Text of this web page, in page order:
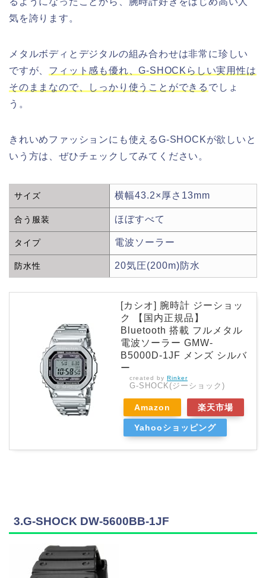
気を誇ります。
メタルボディとデジタルの組み合わせは非常に珍しい
ですが、 フィット感も優れ、G-SHOCKらしい実用性は
そのままなので、しっかり使うことができる でしょ
う。
きれいめファッションにも使えるG-SHOCKが欲しいと
いう方は、ぜひチェックしてみてください。
サイズ 横幅43.2×厚さ13mm
合う服装 ほぼすべて
タイプ 電波ソーラー
防水性 20気圧(200m)防水
[カシオ] 腕時計 ジーショッ
ク 【国内正規品】
Bluetooth 搭載 フルメタル
電波ソーラー GMW-
B5000D-1JF メンズ シルバ
ー
created by Rinker
G-SHOCK(ジーショック)
Amazon 楽天市場
Yahooショッピング
3.G-SHOCK DW-5600BB-1JF